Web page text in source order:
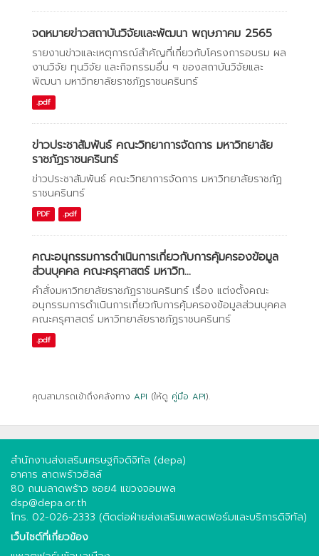
จดหมายข่าวสถาบันวิจัยและพัฒนา พฤษภาคม 2565
รายงานข่าวและเหตุการณ์สำคัญที่เกี่ยวกับโครงการอบรม ผล
งานวิจัย ทุนวิจัย และกิจกรรมอื่น ๆ ของสถาบันวิจัยและ
พัฒนา มหาวิทยาลัยราชภัฏราชนครินทร์
.pdf
ข่าวประชาสัมพันธ์ คณะวิทยาการจัดการ มหาวิทยาลัย
ราชภัฏราชนครินทร์
ข่าวประชาสัมพันธ์ คณะวิทยาการจัดการ มหาวิทยาลัยราชภัฏ
ราชนครินทร์
PDF .pdf
คณะอนุกรรมการดำเนินการเกี่ยวกับการคุ้มครองข้อมูล
ส่วนบุคคล คณะครุศาสตร์ มหาวิท...
คำสั่งมหาวิทยาลัยราชภัฏราชนครินทร์ เรื่อง แต่งตั้งคณะ
อนุกรรมการดำเนินการเกี่ยวกับการคุ้มครองข้อมูลส่วนบุคคล
คณะครุศาสตร์ มหาวิทยาลัยราชภัฏราชนครินทร์
.pdf
คุณสามารถเข้าถึงคลังทาง API (ให้ดู คู่มือ API).
สำนักงานส่งเสริมเศรษฐกิจดิจิทัล (depa)
อาคาร ลาดพร้าวฮิลล์
80 ถนนลาดพร้าว ซอย4 แขวงจอมพล
dsp@depa.or.th
โทร. 02-026-2333 (ติดต่อฝ่ายส่งเสริมแพลตฟอร์มและบริการดิจิทัล)
เว็บไซต์ที่เกี่ยวข้อง